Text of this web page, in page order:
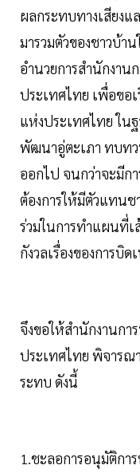
ผลกระทบทางเสียงแ
มารวมตัวของชาวบ้
อำนวยการสำนักงา
ประเทศไทย เพื่อขอ
แห่งประเทศไทย ใน
พัฒนาอู่ตะเภา ทบทว
ออกไป จนกว่าจะมีก
ต้องการให้มีตัวแทน
ร่วมในการทำแผนที่เ
กังวลเรื่องของการบิ
จึงขอให้สำนักงานก
ประเทศไทย พิจารณ
ระทบ ดังนี้
1.ชะลอการอนุมัติกา